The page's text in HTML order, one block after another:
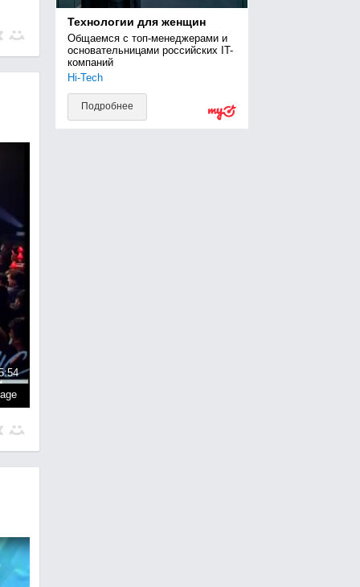
Технологии для женщин
Общаемся с топ-менеджерами и
основательницами российских IT-
компаний
Hi-Tech
Подробнее